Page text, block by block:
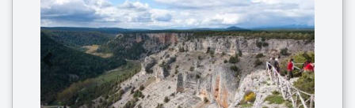
Previous Next